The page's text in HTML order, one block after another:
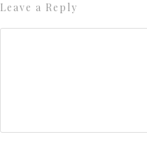
Leave a Reply